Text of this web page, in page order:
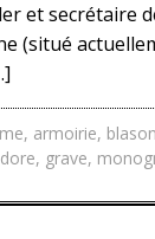
et secrétaire
(situé
, armoirie, blason
dore, grave,